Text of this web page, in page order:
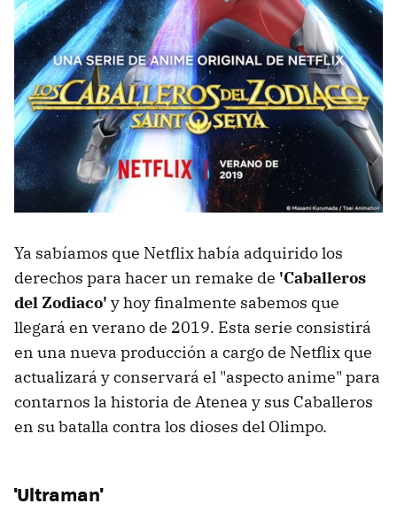
Ya sabíamos que Netflix había adquirido los
derechos para hacer un remake de 'Caballeros
del Zodiaco' y hoy finalmente sabemos que
llegará en verano de 2019. Esta serie consistirá
en una nueva producción a cargo de Netflix que
actualizará y conservará el "aspecto anime" para
contarnos la historia de Atenea y sus Caballeros
en su batalla contra los dioses del Olimpo.
'Ultraman'